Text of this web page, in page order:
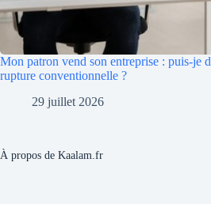
Mon patron vend son entreprise : puis-je
rupture conventionnelle ?
29 juillet 2026
À propos de Kaalam.fr